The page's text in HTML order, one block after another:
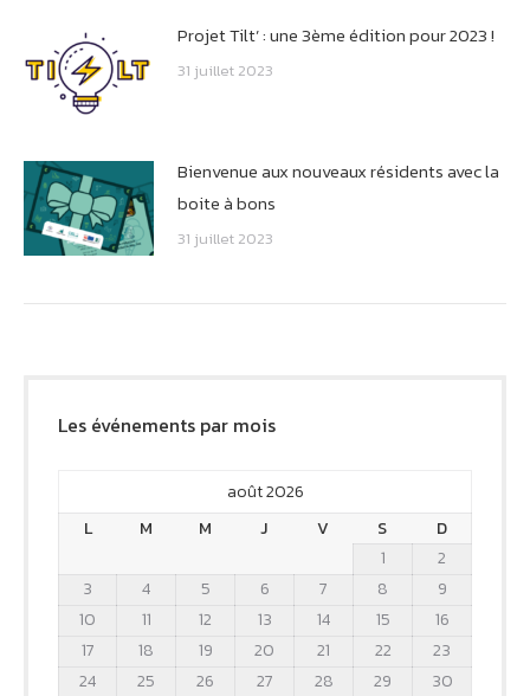
Projet Tilt’ : une 3ème édition pour 2023 !
31 juillet 2023
Bienvenue aux nouveaux résidents avec la
boite à bons
31 juillet 2023
Les événements par mois
août 2026
L
M M J V S
D
1
2
3
4 5 6 7 8
9
10
11 12 13 14 15
16
17
18 19 20 21 22
23
24
25 26 27 28 29
30